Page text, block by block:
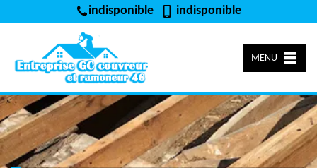
indisponible indisponible
MENU